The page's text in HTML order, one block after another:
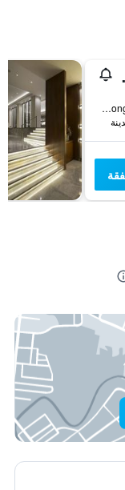
431, Samseong-ro, Gangnam-gu, سيول, كوريا الجنوبية